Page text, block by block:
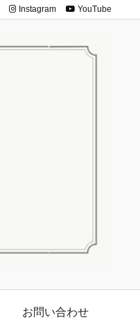
お問い合わせ
Instagram YouTube